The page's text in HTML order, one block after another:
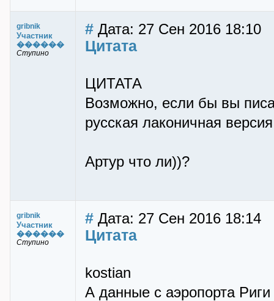
gribnik
Участник
������
Ступино
# Дата: 27 Сен 2016 18:10
Цитата
ЦИТАТА
Возможно, если бы вы
русская лаконичная
Артур что ли))?
gribnik
Участник
������
Ступино
# Дата: 27 Сен 2016 18:14
Цитата
kostian
А данные с аэропорта